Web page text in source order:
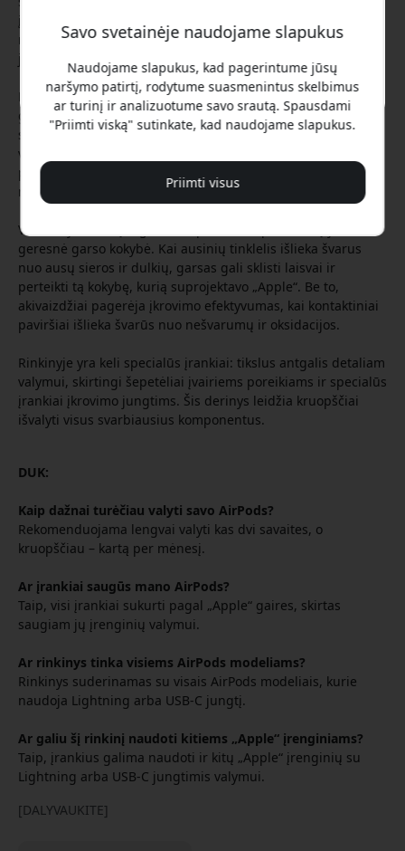
įrankius, kurių reikia, kad jūsų ausinės išliktų puikios būklės,
nepriklausomai nuo to, ar naudojate Lightning, ar USB-C
jungtį.
Kiekviena rinkinio dalis kruopščiai sukurta tam, kad būtų
galima spręsti konkrečius priežiūros poreikius. Specialiai
suprojektuoti šepetėliai ir įrankiai atitinka „Apple“ saugaus
valymo gaires, todėl galite valyti įrenginius be rūpesčių dėl
pažeidimų. Ypač įspūdingi yra tikslieji įrankiai, pasiekiantys
net sunkiausiai prieinamas ausinių vietas.
Vienas ryškiausių reguliarios priežiūros privalumų yra
geresnė garso kokybė. Kai ausinių tinklelis išlieka švarus
nuo ausų sieros ir dulkių, garsas gali sklisti laisvai ir
perteikti tą kokybę, kurią suprojektavo „Apple“. Be to,
akivaizdžiai pagerėja įkrovimo efektyvumas, kai kontaktiniai
paviršiai išlieka švarūs nuo nešvarumų ir oksidacijos.
Rinkinyje yra keli specialūs įrankiai: tikslus antgalis detaliam
valymui, skirtingi šepetėliai įvairiems poreikiams ir specialūs
įrankiai įkrovimo jungtims. Šis derinys leidžia kruopščiai
išvalyti visus svarbiausius komponentus.
DUK:
Kaip dažnai turėčiau valyti savo AirPods?
Rekomenduojama lengvai valyti kas dvi savaites, o
kruopščiau – kartą per mėnesį.
Ar įrankiai saugūs mano AirPods?
Taip, visi įrankiai sukurti pagal „Apple“ gaires, skirtas
saugiam jų įrenginių valymui.
Ar rinkinys tinka visiems AirPods modeliams?
Rinkinys suderinamas su visais AirPods modeliais, kurie
naudoja Lightning arba USB-C jungtį.
Ar galiu šį rinkinį naudoti kitiems „Apple“ įrenginiams?
Taip, įrankius galima naudoti ir kitų „Apple“ įrenginių su
Lightning arba USB-C jungtimis valymui.
[DALYVAUKITE]
Savo svetainėje naudojame slapukus
Naudojame slapukus, kad pagerintume jūsų
naršymo patirtį, rodytume suasmenintus skelbimus
ar turinį ir analizuotume savo srautą. Spausdami
"Priimti viską" sutinkate, kad naudojame slapukus.
Priimti visus
Ne, aš verčiau mokėčiau visą kainą.